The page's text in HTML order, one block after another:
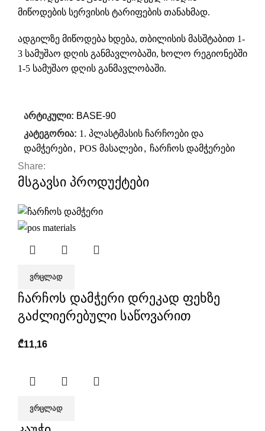
მიწოდების სერვისის ტარიფების თანახმად.
ადგილზე მიწოდება ხდება, თბილისის მასშტაბით 1-
3 სამუშაო დღის განმავლობაში, ხოლო რეგიონებში
1-5 სამუშაო დღის განმავლობაში.
არტიკული: BASE-90
კატეგორია: 1. პლასტმასის ჩარჩოები და
დამჭერები, POS მასალები, ჩარჩოს დამჭერები
Share:
მსგავსი პროდუქტები
ᲕᲠᲪᲚᲐᲓ
ჩარჩოს დამჭერი დრეკად ფეხზე
გაძლიერებული საწოვარით
₾11,16
ᲕᲠᲪᲚᲐᲓ